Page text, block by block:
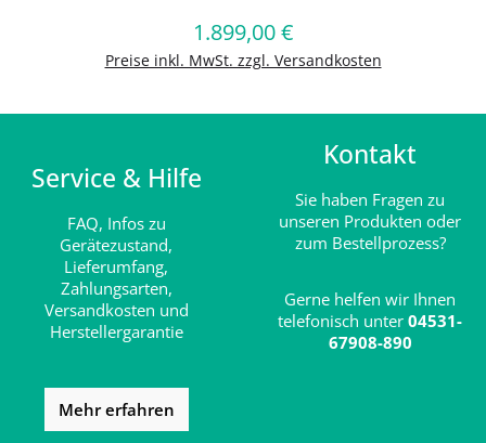
Regulärer Preis:
1.899,00 €
Preise inkl. MwSt. zzgl. Versandkosten
In den Warenkorb
Service & Hilfe
FAQ, Infos zu
Gerätezustand,
Lieferumfang,
Zahlungsarten,
Versandkosten und
Herstellergarantie
Mehr erfahren
Kontakt
Sie haben Fragen zu
unseren Produkten oder
zum Bestellprozess?
Gerne helfen wir Ihnen
telefonisch unter 04531-
67908-890